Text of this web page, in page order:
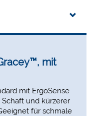
mit
mit ErgoSense
und kürzerer
für schmale